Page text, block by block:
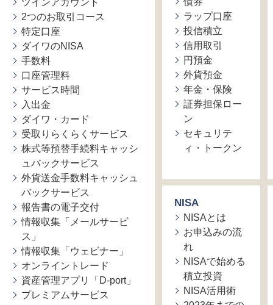
ツインアカウント
2つのお取引コース
特定口座
ダイワのNISA
手数料
口座管理料
サービス時間
入出金
ダイワ・カード
受取りらくらくサービス
株式等預替手続料キャッシ
ュバックサービス
外貨送金手数料キャッシュ
バックサービス
報告書の電子交付
情報収集「メールサービ
ス」
情報収集「ウェビナー」
オンライントレード
資産管理アプリ「D-port」
プレミアムサービス
ラップ口座
投信積立
信用取引
円預金
外貨預金
年金・保険
証券担保ロー
ン
セキュリテ
ィ・トークン
NISA
NISAとは
お申込みの流
れ
NISAで始める
積立投資
NISA活用術